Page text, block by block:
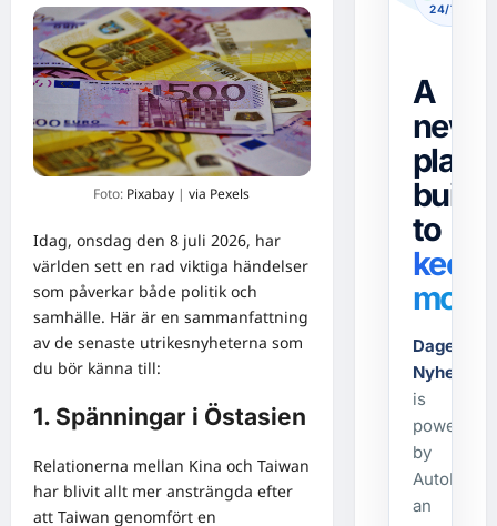
Foto: Pixabay |via Pexels
Idag, onsdag den 8 juli 2026, har
världen sett en rad viktiga händelser
som påverkar både politik och
samhälle. Här är en sammanfattning
av de senaste utrikesnyheterna som
du bör känna till:
1. Spänningar i Östasien
Relationerna mellan Kina och Taiwan
har blivit allt mer ansträngda efter
att Taiwan genomfört en
24/7
A
news
built
to
keep
Dagens-
is
powered
by
AutoPost,
an